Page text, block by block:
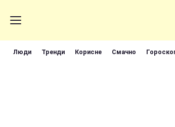
Люди Тренди Корисне Смачно